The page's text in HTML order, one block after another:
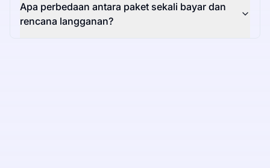
Apa perbedaan antara paket sekali bayar dan
rencana langganan?